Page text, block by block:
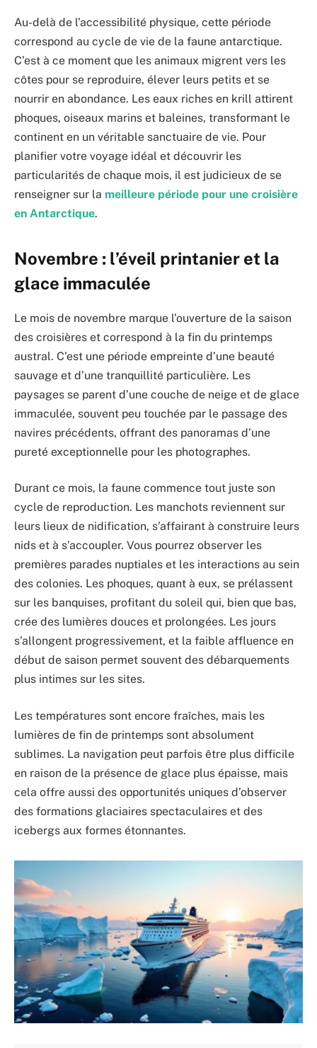
Au-delà de l’accessibilité physique, cette période
correspond au cycle de vie de la faune antarctique.
C’est à ce moment que les animaux migrent vers les
côtes pour se reproduire, élever leurs petits et se
nourrir en abondance. Les eaux riches en krill attirent
phoques, oiseaux marins et baleines, transformant le
continent en un véritable sanctuaire de vie. Pour
planifier votre voyage idéal et découvrir les
particularités de chaque mois, il est judicieux de se
renseigner sur la meilleure période pour une croisière
en Antarctique.
Novembre : l’éveil printanier et la
glace immaculée
Le mois de novembre marque l’ouverture de la saison
des croisières et correspond à la fin du printemps
austral. C’est une période empreinte d’une beauté
sauvage et d’une tranquillité particulière. Les
paysages se parent d’une couche de neige et de glace
immaculée, souvent peu touchée par le passage des
navires précédents, offrant des panoramas d’une
pureté exceptionnelle pour les photographes.
Durant ce mois, la faune commence tout juste son
cycle de reproduction. Les manchots reviennent sur
leurs lieux de nidification, s’affairant à construire leurs
nids et à s’accoupler. Vous pourrez observer les
premières parades nuptiales et les interactions au sein
des colonies. Les phoques, quant à eux, se prélassent
sur les banquises, profitant du soleil qui, bien que bas,
crée des lumières douces et prolongées. Les jours
s’allongent progressivement, et la faible affluence en
début de saison permet souvent des débarquements
plus intimes sur les sites.
Les températures sont encore fraîches, mais les
lumières de fin de printemps sont absolument
sublimes. La navigation peut parfois être plus difficile
en raison de la présence de glace plus épaisse, mais
cela offre aussi des opportunités uniques d’observer
des formations glaciaires spectaculaires et des
icebergs aux formes étonnantes.